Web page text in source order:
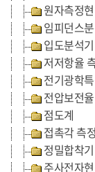
원자측정
임피던스
입도분석기
저저항율
전기광학
전압보전
점도계
접촉각 측
정밀합착기
주사전자